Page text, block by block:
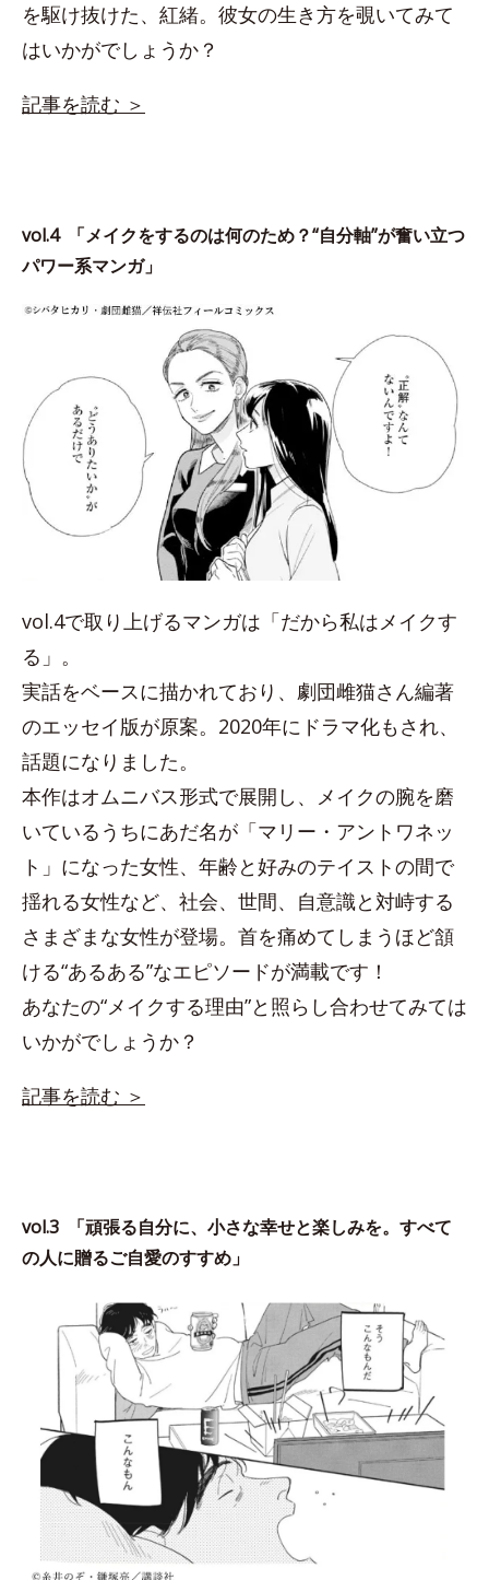
を駆け抜けた、紅緒。彼女の生き方を覗いてみて
はいかがでしょうか？
記事を読む ＞
vol.4 「メイクをするのは何のため？“自分軸”が奮い立つ
パワー系マンガ」
vol.4で取り上げるマンガは「だから私はメイクす
る」。
実話をベースに描かれており、劇団雌猫さん編著
のエッセイ版が原案。2020年にドラマ化もされ、
話題になりました。
本作はオムニバス形式で展開し、メイクの腕を磨
いているうちにあだ名が「マリー・アントワネッ
ト」になった女性、年齢と好みのテイストの間で
揺れる女性など、社会、世間、自意識と対峙する
さまざまな女性が登場。首を痛めてしまうほど頷
ける“あるある”なエピソードが満載です！
あなたの“メイクする理由”と照らし合わせてみては
いかがでしょうか？
記事を読む ＞
vol.3 「頑張る自分に、小さな幸せと楽しみを。すべて
の人に贈るご自愛のすすめ」